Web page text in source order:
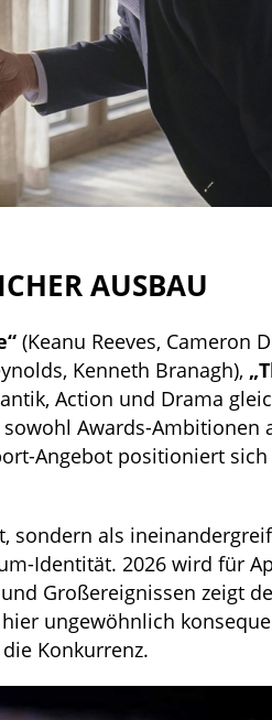
AUSBAU
(Keanu Reeves, Cameron
Kenneth Branagh),
Action und Drama
Awards-Ambitionen
Angebot positioniert sich
sondern als
Identität. 2026 wird für
Großereignissen zeigt
ungewöhnlich
Konkurrenz.